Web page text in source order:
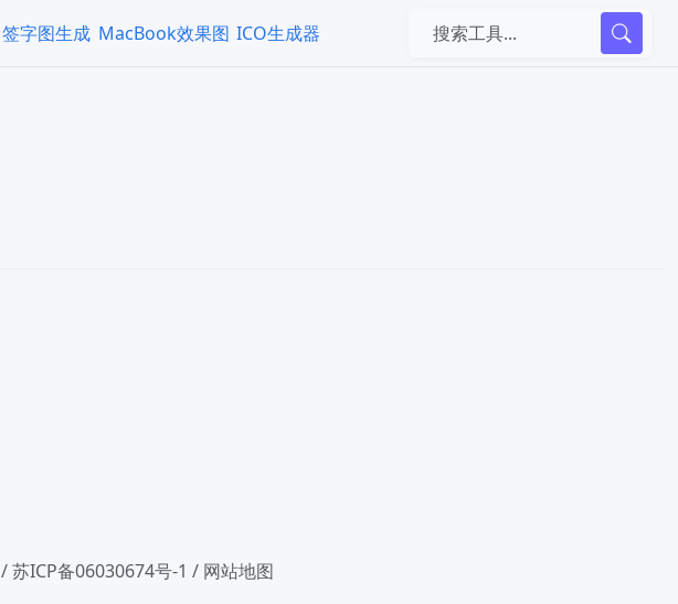
签字图生成 MacBook效果图 ICO生成器
/苏ICP备06030674号-1 / 网站地图